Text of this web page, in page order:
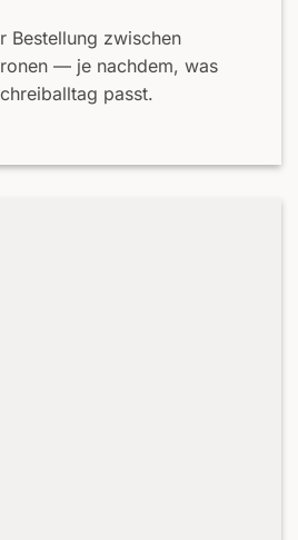
Bestellung zwischen
— je nachdem, was
passt.